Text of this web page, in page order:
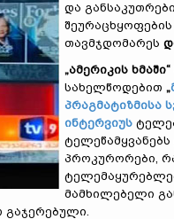
და
თავმჯდომარეს
„ამერიკის
სახელწოდებით „
პრაგმატიზმისა
ინტერვიუს
პროკურორები,
მამხილებელი
გაჯერებული.